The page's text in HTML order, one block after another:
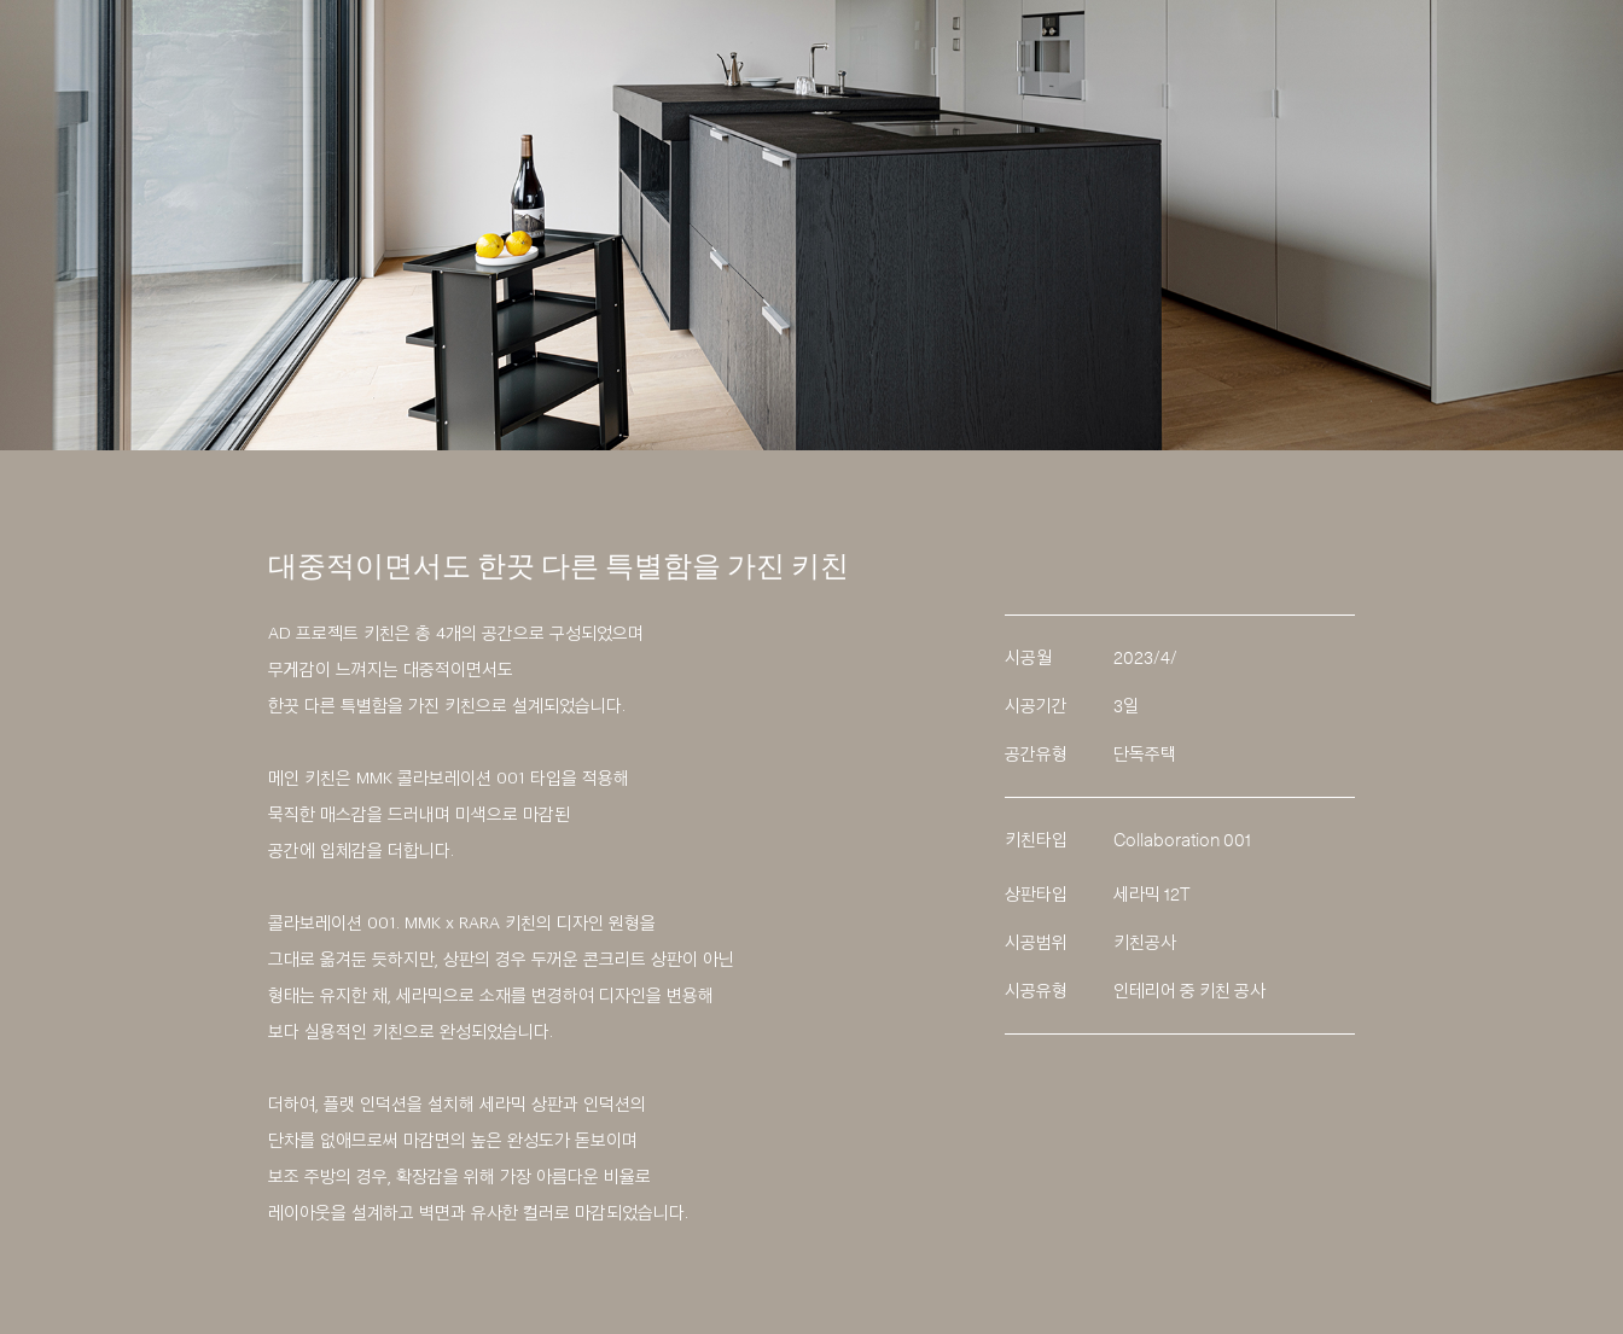
대중적이면서도 한끗 다른 특별함을 가진 키친
AD 프로젝트 키친은 총 4개의 공간으로 구성되었으며
무게감이 느껴지는 대중적이면서도
한끗 다른 특별함을 가진 키친으로 설계되었습니다.
메인 키친은 MMK 콜라보레이션 001 타입을 적용해
묵직한 매스감을 드러내며 미색으로 마감된
공간에 입체감을 더합니다.
콜라보레이션 001. MMK x RARA 키친의 디자인 원형을
그대로 옮겨둔 듯하지만, 상판의 경우 두꺼운 콘크리트 상판이 아닌
형태는 유지한 채, 세라믹으로 소재를 변경하여 디자인을 변용해
보다 실용적인 키친으로 완성되었습니다.
더하여, 플랫 인덕션을 설치해 세라믹 상판과 인덕션의
단차를 없애므로써 마감면의 높은 완성도가 돋보이며
보조 주방의 경우, 확장감을 위해 가장 아름다운 비율로
레이아웃을 설계하고 벽면과 유사한 컬러로 마감되었습니다.
시공월 2023/4/
시공기간 3일
공간유형 단독주택
키친타입 Collaboration 001
상판타입 세라믹 12T
시공범위 키친공사
시공유형 인테리어 중 키친 공사